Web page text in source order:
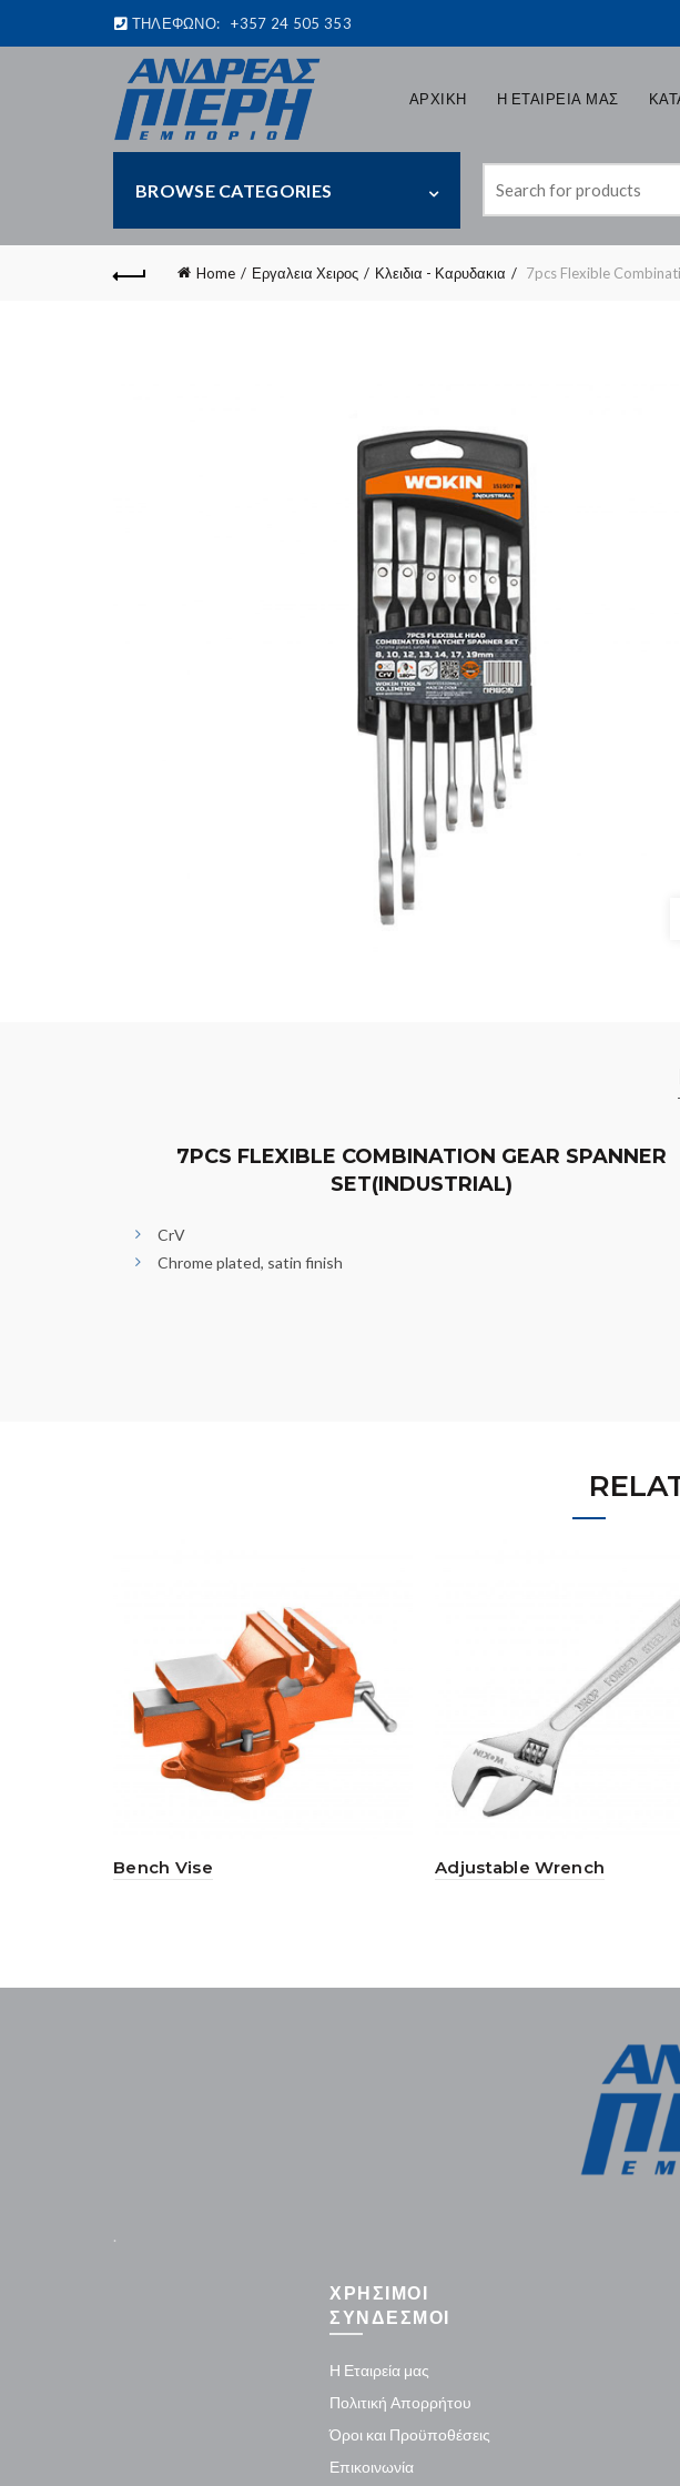
ΤΗΛΕΦΩΝΟ: +357 24 505 353
ΑΡΧΙΚΗ Η ΕΤΑΙΡΕΙΑ ΜΑΣ
BROWSE CATEGORIES
for:
Home Εργαλεια Χειρος Κλειδια - Καρυδακια 7pcs Flexible
7PCS FLEXIBLE COMBINATION GEAR SPANNER
SET(INDUSTRIAL)
CrV
Chrome plated, satin finish
Bench Vise Adjustable Wrench
.
ΧΡΗΣΙΜΟΙ
ΣΥΝΔΕΣΜΟΙ
Η Εταιρεία μας
Πολιτική Απορρήτου
Όροι και Προϋποθέσεις
Επικοινωνία